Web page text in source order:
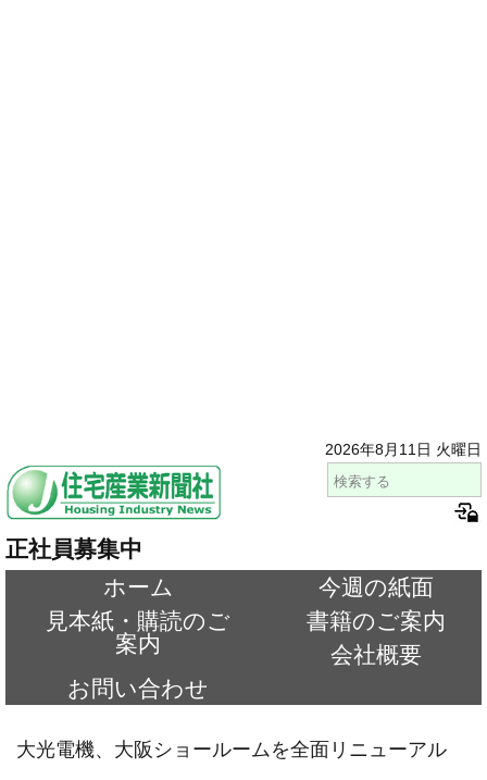
2026年8月11日 火曜日
正社員募集中
ホーム
今週の紙面
見本紙・購読のご
案内
書籍のご案内
会社概要
お問い合わせ
大光電機、大阪ショールームを全面リニューアル